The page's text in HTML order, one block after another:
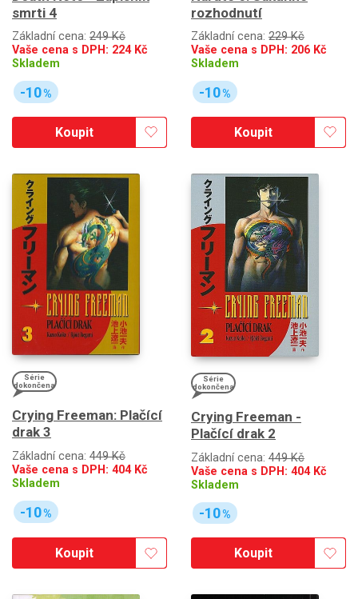
smrti 4
Základní cena: 249 Kč
Vaše cena s DPH: 224Kč
Skladem
-10%
Koupit
rozhodnutí
Základní cena: 229 Kč
Vaše cena s DPH: 206 Kč
Skladem
-10%
Koupit
Série
dokončena
Crying Freeman: Plačící
drak 3
Základní cena: 449 Kč
Vaše cena s DPH: 404Kč
Skladem
-10%
Koupit
Série
dokončena
Crying Freeman -
Plačící drak 2
Základní cena: 449 Kč
Vaše cena s DPH: 404Kč
Skladem
-10%
Koupit